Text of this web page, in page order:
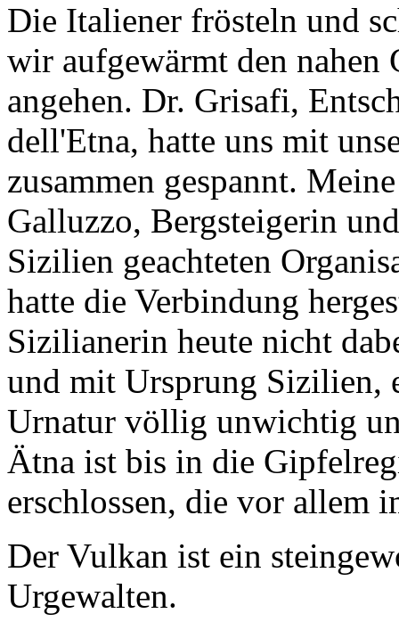
Die Italiener frösteln und
wir aufgewärmt den
angehen. Dr. Grisafi,
dell'Etna, hatte uns mit
zusammen gespannt.
Galluzzo, Bergsteigerin
Sizilien geachteten
hatte die Verbindung
Sizilianerin heute nicht
und mit Ursprung Sizilien,
Urnatur völlig unwichtig
Ätna ist bis in die
erschlossen, die vor allem
Der Vulkan ist ein
Urgewalten.